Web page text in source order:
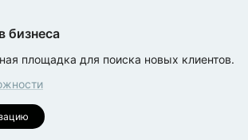
бизнеса
площадка для поиска новых клиентов.